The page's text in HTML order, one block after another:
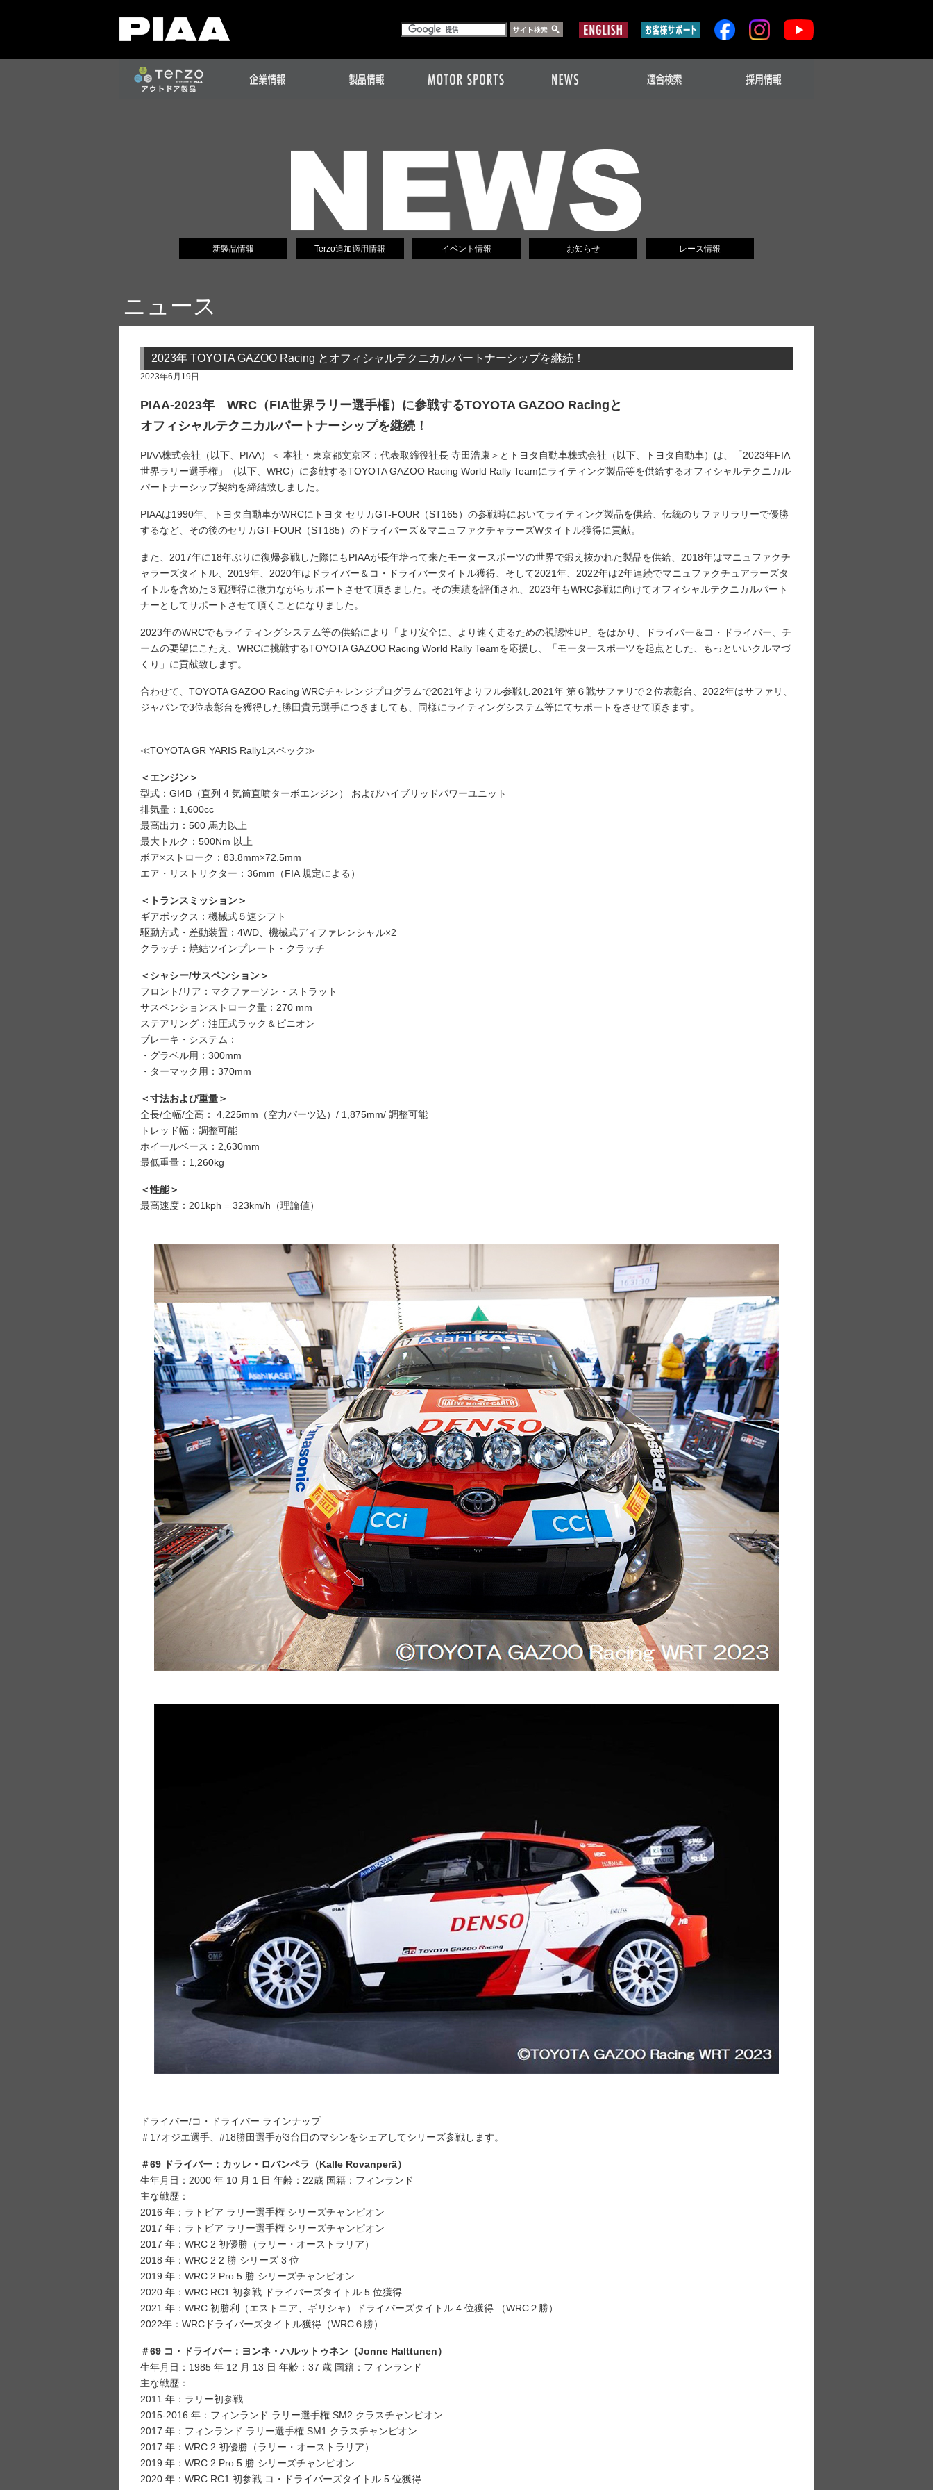
新製品情報 Terzo追加適用情報 イベント情報 お知らせ レース情報
ニュース
2023年 TOYOTA GAZOO Racing とオフィシャルテクニカルパートナーシップを継続！
2023年6月19日
PIAA-2023年 WRC（FIA世界ラリー選手権）に参戦するTOYOTA GAZOO Racingと
オフィシャルテクニカルパートナーシップを継続！
PIAA株式会社（以下、PIAA）＜ 本社・東京都文京区：代表取締役社長 寺田浩康＞とトヨタ自動車株式会社（以下、トヨタ自動車）は、「2023年FIA
世界ラリー選手権」（以下、WRC）に参戦するTOYOTA GAZOO Racing World Rally Teamにライティング製品等を供給するオフィシャルテクニカル
パートナーシップ契約を締結致しました。
PIAAは1990年、トヨタ自動車がWRCにトヨタ セリカGT-FOUR（ST165）の参戦時においてライティング製品を供給、伝統のサファリラリーで優勝
するなど、その後のセリカGT-FOUR（ST185）のドライバーズ＆マニュファクチャラーズWタイトル獲得に貢献。
また、2017年に18年ぶりに復帰参戦した際にもPIAAが長年培って来たモータースポーツの世界で鍛え抜かれた製品を供給、2018年はマニュファクチ
ャラーズタイトル、2019年、2020年はドライバー＆コ・ドライバータイトル獲得、そして2021年、2022年は2年連続でマニュファクチュアラーズタ
イトルを含めた３冠獲得に微力ながらサポートさせて頂きました。その実績を評価され、2023年もWRC参戦に向けてオフィシャルテクニカルパート
ナーとしてサポートさせて頂くことになりました。
2023年のWRCでもライティングシステム等の供給により「より安全に、より速く走るための視認性UP」をはかり、ドライバー＆コ・ドライバー、チ
ームの要望にこたえ、WRCに挑戦するTOYOTA GAZOO Racing World Rally Teamを応援し、「モータースポーツを起点とした、もっといいクルマづ
くり」に貢献致します。
合わせて、TOYOTA GAZOO Racing WRCチャレンジプログラムで2021年よりフル参戦し2021年 第６戦サファリで２位表彰台、2022年はサファリ、
ジャパンで3位表彰台を獲得した勝田貴元選手につきましても、同様にライティングシステム等にてサポートをさせて頂きます。
≪TOYOTA GR YARIS Rally1スペック≫
＜エンジン＞
型式：GI4B（直列 4 気筒直噴ターボエンジン） およびハイブリッドパワーユニット
排気量：1,600cc
最高出力：500 馬力以上
最大トルク：500Nm 以上
ボア×ストローク：83.8mm×72.5mm
エア・リストリクター：36mm（FIA 規定による）
＜トランスミッション＞
ギアボックス：機械式５速シフト
駆動方式・差動装置：4WD、機械式ディファレンシャル×2
クラッチ：焼結ツインプレート・クラッチ
＜シャシー/サスペンション＞
フロント/リア：マクファーソン・ストラット
サスペンションストローク量：270 mm
ステアリング：油圧式ラック＆ピニオン
ブレーキ・システム：
・グラベル用：300mm
・ターマック用：370mm
＜寸法および重量＞
全長/全幅/全高： 4,225mm（空力パーツ込）/ 1,875mm/ 調整可能
トレッド幅：調整可能
ホイールベース：2,630mm
最低重量：1,260kg
＜性能＞
最高速度：201kph = 323km/h（理論値）
ドライバー/コ・ドライバー ラインナップ
＃17オジエ選手、#18勝田選手が3台目のマシンをシェアしてシリーズ参戦します。
＃69 ドライバー：カッレ・ロバンペラ（Kalle Rovanperä）
生年月日：2000 年 10 月 1 日 年齢：22歳 国籍：フィンランド
主な戦歴：
2016 年：ラトビア ラリー選手権 シリーズチャンピオン
2017 年：ラトビア ラリー選手権 シリーズチャンピオン
2017 年：WRC 2 初優勝（ラリー・オーストラリア）
2018 年：WRC 2 2 勝 シリーズ 3 位
2019 年：WRC 2 Pro 5 勝 シリーズチャンピオン
2020 年：WRC RC1 初参戦 ドライバーズタイトル 5 位獲得
2021 年：WRC 初勝利（エストニア、ギリシャ）ドライバーズタイトル 4 位獲得 （WRC２勝）
2022年：WRCドライバーズタイトル獲得（WRC６勝）
＃69 コ・ドライバー：ヨンネ・ハルットゥネン（Jonne Halttunen）
生年月日：1985 年 12 月 13 日 年齢：37 歳 国籍：フィンランド
主な戦歴：
2011 年：ラリー初参戦
2015-2016 年：フィンランド ラリー選手権 SM2 クラスチャンピオン
2017 年：フィンランド ラリー選手権 SM1 クラスチャンピオン
2017 年：WRC 2 初優勝（ラリー・オーストラリア）
2019 年：WRC 2 Pro 5 勝 シリーズチャンピオン
2020 年：WRC RC1 初参戦 コ・ドライバーズタイトル 5 位獲得